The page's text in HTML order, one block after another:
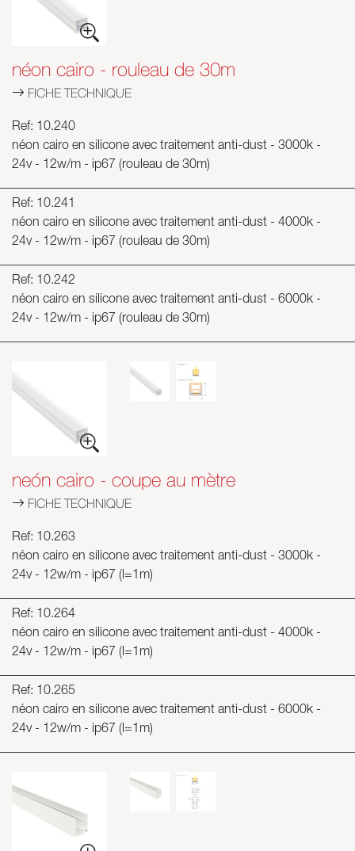
Skyled - Luminaires sur mesure
Systèmes modulaires linéaires et courbes
Rail triphasé (230V)
Rail 48V
Rail mini 24V
Spots et Downlights
Panneaux lumineux et Plexiled
néon cairo - rouleau de 30m
FICHE TECHNIQUE
Ref: 10.240
néon cairo en silicone avec traitement anti-dust - 3000k -
24v - 12w/m - ip67 (rouleau de 30m)
Ref: 10.241
néon cairo en silicone avec traitement anti-dust - 4000k -
24v - 12w/m - ip67 (rouleau de 30m)
Ref: 10.242
néon cairo en silicone avec traitement anti-dust - 6000k -
24v - 12w/m - ip67 (rouleau de 30m)
neón cairo - coupe au mètre
FICHE TECHNIQUE
Ref: 10.263
néon cairo en silicone avec traitement anti-dust - 3000k -
24v - 12w/m - ip67 (l=1m)
Ref: 10.264
néon cairo en silicone avec traitement anti-dust - 4000k -
24v - 12w/m - ip67 (l=1m)
Ref: 10.265
néon cairo en silicone avec traitement anti-dust - 6000k -
24v - 12w/m - ip67 (l=1m)